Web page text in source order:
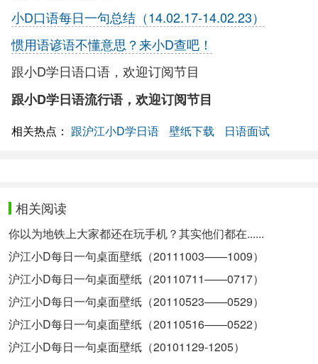
小D口语每日一句总结（14.02.17-14.02.23）
惯用语谚语不懂意思？来小D查吧！
跟小D学日语口语，欢迎订阅节目
跟小D学日语流行语，欢迎订阅节目
相关热点： 跟沪江小D学日语 壁纸下载 日语面试
相关阅读
你以为地铁上大家都还在玩手机？其实他们都在......
沪江小D每日一句桌面壁纸（20111003——1009）
沪江小D每日一句桌面壁纸（20110711——0717）
沪江小D每日一句桌面壁纸（20110523——0529）
沪江小D每日一句桌面壁纸（20110516——0522）
沪江小D每日一句桌面壁纸（20101129-1205）